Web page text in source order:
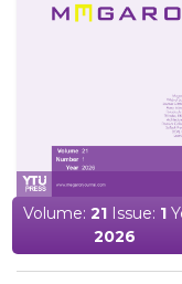
Volume: 21Issue: 1
2026